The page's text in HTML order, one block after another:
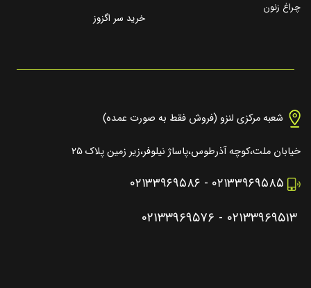
چراغ زنون
خرید سر اگزوز
شعبه مرکزی لنزو (فروش فقط به صورت عمده)
خیابان ملت،کوچه آذرطوس،پاساژ نیلوفر،زیر زمین پلاک ۲۵
۰۲۱۳۳۹۶۹۵۸۵ - ۰۲۱۳۳۹۶۹۵۸۶
۰۲۱۳۳۹۶۹۵۱۳ - ۰۲۱۳۳۹۶۹۵۷۶